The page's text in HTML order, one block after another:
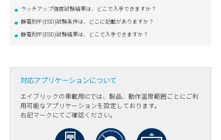
ラッチアップ強度試験結果は、どこで入手できますか？
静電耐圧(ESD)試験条件は、どこに記載がありますか？
静電耐圧(ESD)試験結果は、どこで入手できますか？
対応アプリケーションについて
エイブリックの車載用ICでは、製品、動作温度範囲ごとにご利
用可能なアプリケーションを設定しております。
右記マークにてご確認ください。